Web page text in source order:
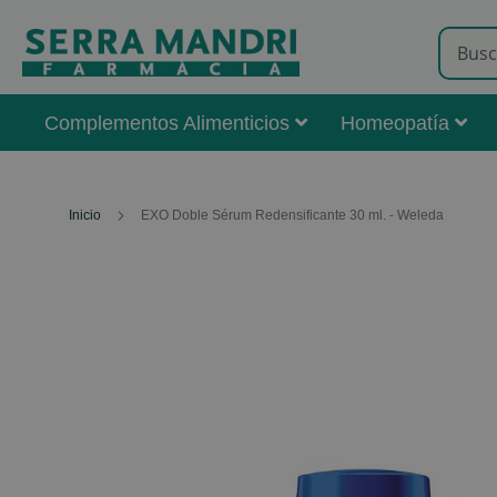
Complementos Alimenticios Homeopatía
Inicio EXO Doble Sérum Redensificante 30 ml. - Weleda